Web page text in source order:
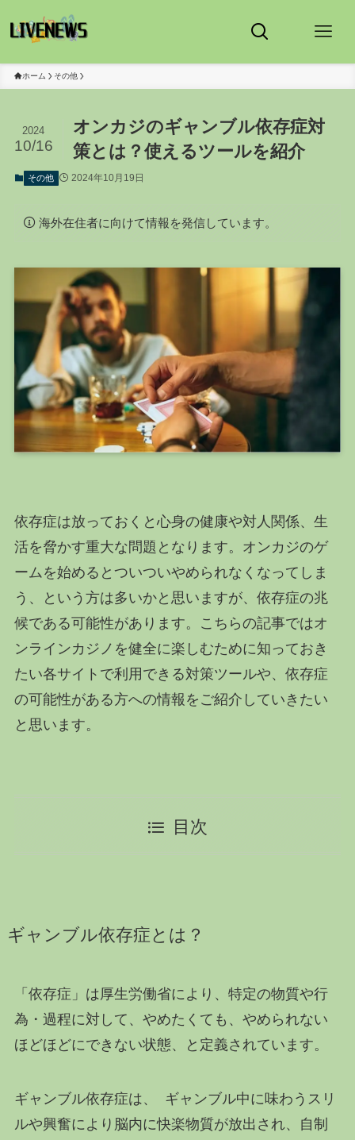
ホーム その他
オンカジのギャンブル依存症対
策とは？使えるツールを紹介
2024
10/16
その他 2024年10月19日
海外在住者に向けて情報を発信しています。
依存症は放っておくと心身の健康や対人関係、生
活を脅かす重大な問題となります。オンカジのゲ
ームを始めるとついついやめられなくなってしま
う、という方は多いかと思いますが、依存症の兆
候である可能性があります。こちらの記事ではオ
ンラインカジノを健全に楽しむために知っておき
たい各サイトで利用できる対策ツールや、依存症
の可能性がある方への情報をご紹介していきたい
と思います。
目次
ギャンブル依存症とは？
「依存症」は厚生労働省により、特定の物質や行
為・過程に対して、やめたくても、やめられない
ほどほどにできない状態、と定義されています。
ギャンブル依存症は、 ギャンブル中に味わうスリ
ルや興奮により脳内に快楽物質が放出され、自制